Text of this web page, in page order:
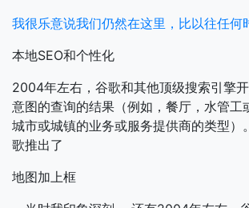
我很乐意说我们仍然在这里，比以往任何
本地SEO和个性化
2004年左右，谷歌和其他顶级搜索引擎
意图的查询的结果（例如，餐厅，水管工
城市或城镇的业务或服务提供商的类型
歌推出了
地图加上框